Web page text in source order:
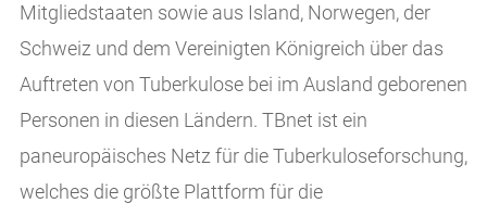
Mitgliedstaaten sowie aus Island, Norwegen, der
Schweiz und dem Vereinigten Königreich über das
Auftreten von Tuberkulose bei im Ausland geborenen
Personen in diesen Ländern. TBnet ist ein
paneuropäisches Netz für die Tuberkuloseforschung,
welches die größte Plattform für die